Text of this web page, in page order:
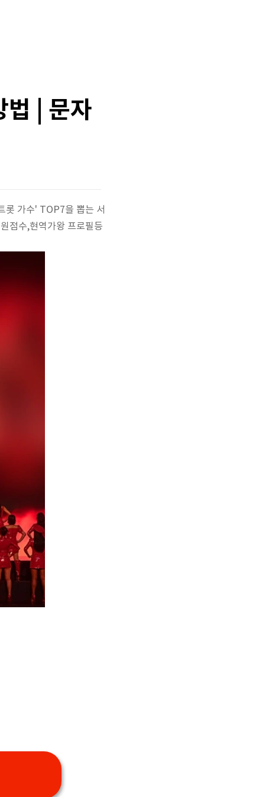
| 문자
롯 가수' TOP7을 뽑는 서
점수,현역가왕 프로필등